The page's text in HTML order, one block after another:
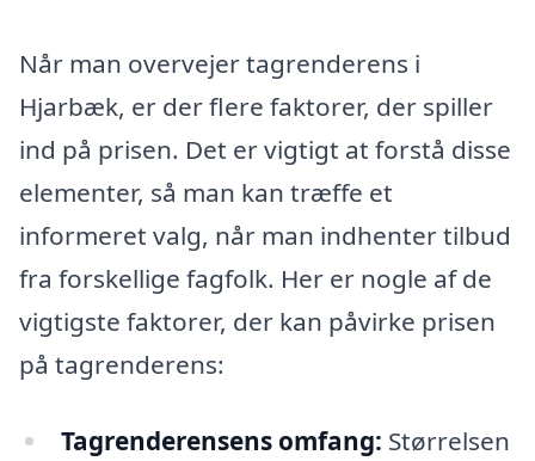
Når man overvejer tagrenderens i
Hjarbæk, er der flere faktorer, der spiller
ind på prisen. Det er vigtigt at forstå disse
elementer, så man kan træffe et
informeret valg, når man indhenter tilbud
fra forskellige fagfolk. Her er nogle af de
vigtigste faktorer, der kan påvirke prisen
på tagrenderens:
Tagrenderensens omfang: Størrelsen